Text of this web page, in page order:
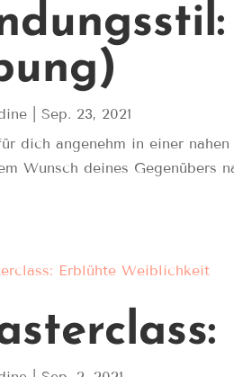
|Sep. 23, 2021
dich angenehm in einer
Wunsch deines Gegenübers